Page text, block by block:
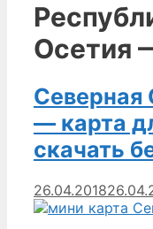
Осетия
Северная
— карта
скачать
26.04.2018